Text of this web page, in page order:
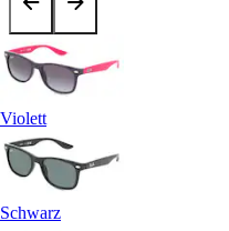
Violett
Schwarz